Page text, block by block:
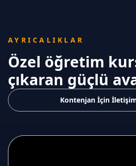
AYRICALIKLAR
Özel öğretim
çıkaran güçlü
Kontenjan İçin